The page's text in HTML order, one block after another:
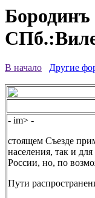
Бородинъ
В начало Другие
- im> -
стоящем Съезде
населения, так и
России, но, по
Пути